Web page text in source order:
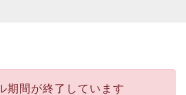
期間が終了しています